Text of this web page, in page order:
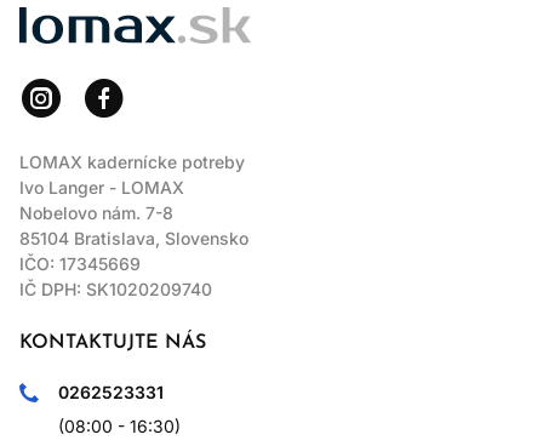
LOMAX
LOMAX kadernícke potreby
Ivo Langer - LOMAX
Nobelovo nám. 7-8
85104 Bratislava, Slovensko
IČO: 17345669
IČ DPH: SK1020209740
KONTAKTUJTE NÁS
0262523331
(08:00 - 16:30)